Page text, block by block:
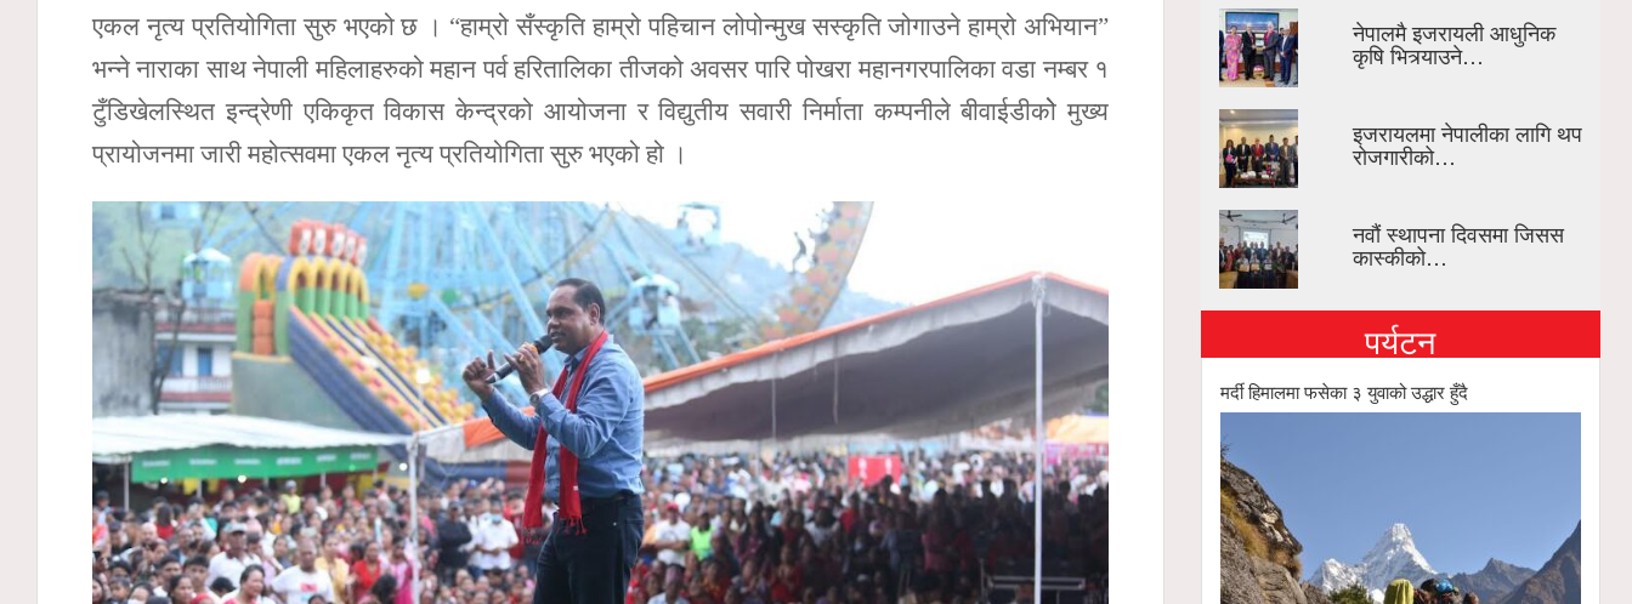
एकल नृत्य प्रतियोगिता सुरु भएको छ । “हाम्रो सँस्कृति हाम्रो पहिचान लोपोन्मुख सस्कृति जोगाउने हाम्रो अभियान”
भन्ने नाराका साथ नेपाली महिलाहरुको महान पर्व हरितालिका तीजको अवसर पारि पोखरा महानगरपालिका वडा नम्बर १
टुँडिखेलस्थित इन्द्रेणी एकिकृत विकास केन्द्रको आयोजना र विद्युतीय सवारी निर्माता कम्पनीले बीवाईडीकोे मुख्य
प्रायोजनमा जारी महोत्सवमा एकल नृत्य प्रतियोगिता सुरु भएको हो ।
नेपालमै इजरायली आधुनिक
कृषि भित्र्याउने…
इजरायलमा नेपालीका लागि थप
रोजगारीको…
नवौं स्थापना दिवसमा जिसस
कास्कीको…
पर्यटन
मर्दी हिमालमा फसेका ३ युवाको उद्धार हुँदै